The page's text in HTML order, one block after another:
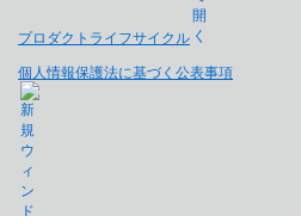
プロダクトライフサイクル
個人情報保護法に基づく公表事項